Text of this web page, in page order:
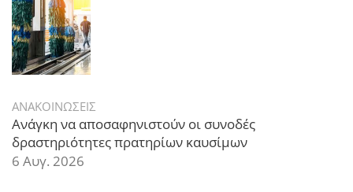
ΑΝΑΚΟΙΝΩΣΕΙΣ
Ανάγκη να αποσαφηνιστούν οι συνοδές
δραστηριότητες πρατηρίων καυσίμων
6 Αυγ. 2026